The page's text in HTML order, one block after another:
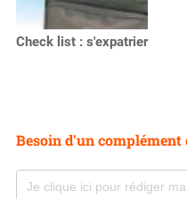
Check list : s'expatrier
Besoin d'un